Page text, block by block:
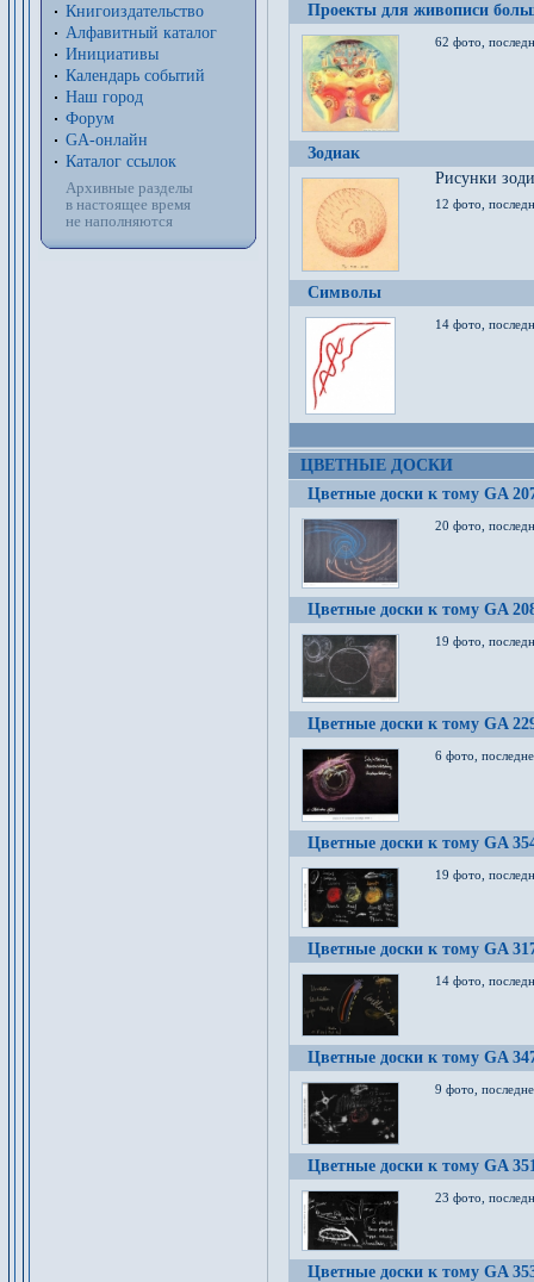
Книгоиздательство
Алфавитный каталог
Инициативы
Календарь событий
Наш город
Форум
GA-онлайн
Каталог ссылок
Архивные разделы
в настоящее время
не наполняются
Проекты для живописи
62 фото,
Зодиак
Рисунки
12 фото,
Символы
14 фото,
ЦВЕТНЫЕ ДОСКИ
Цветные доски к тому GA
20 фото,
Цветные доски к тому GA
19 фото,
Цветные доски к тому GA
6 фото,
Цветные доски к тому GA
19 фото,
Цветные доски к тому GA
14 фото,
Цветные доски к тому GA
9 фото,
Цветные доски к тому GA
23 фото,
Цветные доски к тому GA